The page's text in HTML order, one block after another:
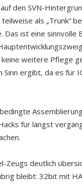
den SVN-
als „Trunk“
Das ist eine
weitere Pflege
ergibt, da es für
für längst
Zeugs deutlich
bleibt: 32bit mit